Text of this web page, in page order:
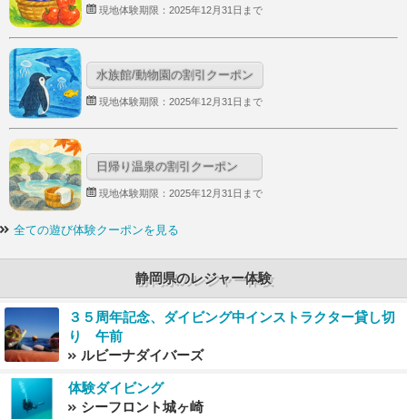
現地体験期限：2025年12月31日まで
水族館/動物園の割引クーポン
現地体験期限：2025年12月31日まで
日帰り温泉の割引クーポン
現地体験期限：2025年12月31日まで
全ての遊び体験クーポンを見る
静岡県のレジャー体験
３５周年記念、ダイビング中インストラクター貸し切
り 午前
ルビーナダイバーズ
体験ダイビング
シーフロント城ヶ崎